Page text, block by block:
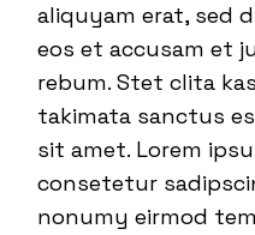
aliquyam erat, sed
eos et accusam et
rebum. Stet clita
takimata sanctus
sit amet. Lorem
consetetur
nonumy eirmod